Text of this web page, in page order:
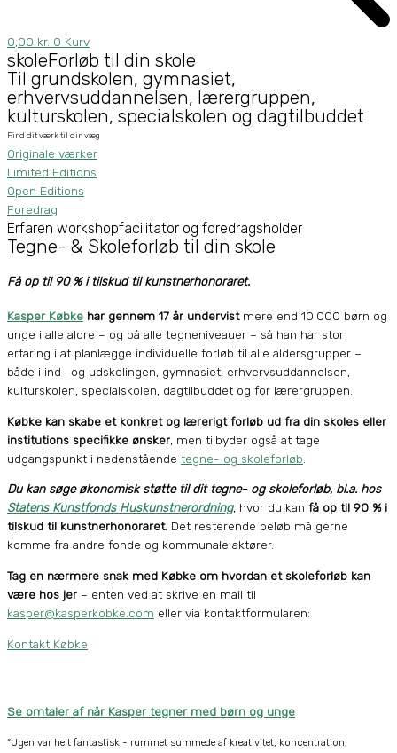
0,00 kr. 0 Kurv
skoleForløb til din skole
Til grundskolen, gymnasiet,
erhvervsuddannelsen, lærergruppen,
kulturskolen, specialskolen og dagtilbuddet
Find dit værk til din væg
Originale værker
Limited Editions
Open Editions
Foredrag
Erfaren workshopfacilitator og foredragsholder
Tegne- & Skoleforløb til din skole
Få op til 90 % i tilskud til kunstnerhonoraret.
Kasper Købke har gennem 17 år undervistmere end 10.000 børn og
unge i alle aldre – og på alle tegneniveauer – så han har stor
erfaring i at planlægge individuelle forløb til alle aldersgrupper –
både i ind- og udskolingen, gymnasiet, erhvervsuddannelsen,
kulturskolen, specialskolen, dagtilbuddet og for lærergruppen.
Købke kan skabe et konkret og lærerigt forløb ud fra din skoles eller
institutions specifikke ønsker, men tilbyder også at tage
udgangspunkt i nedenstående tegne- og skoleforløb
Du kan søge økonomisk støtte til dit tegne- og skoleforløb, bl.a. hos
Statens Kunstfonds Huskunstnerordning, hvor du kan få op til 90 % i
tilskud til kunstnerhonoraret. Det resterende beløb må gerne
komme fra andre fonde og kommunale aktører.
Tag en nærmere snak med Købke om hvordan et skoleforløb kan
være hos jer – enten ved at skrive en mail til
kasper@kasperkobke.com eller via kontaktformularen:
Kontakt Købke
Se omtaler af når Kasper tegner med børn og unge
“Ugen var helt fantastisk - rummet summede af kreativitet, koncentration,